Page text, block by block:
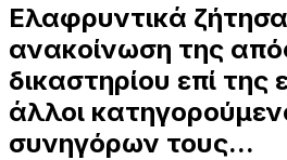
Ελαφρυντικά
ανακοίνωση της
δικαστηρίου επί της
άλλοι
συνηγόρων τους...